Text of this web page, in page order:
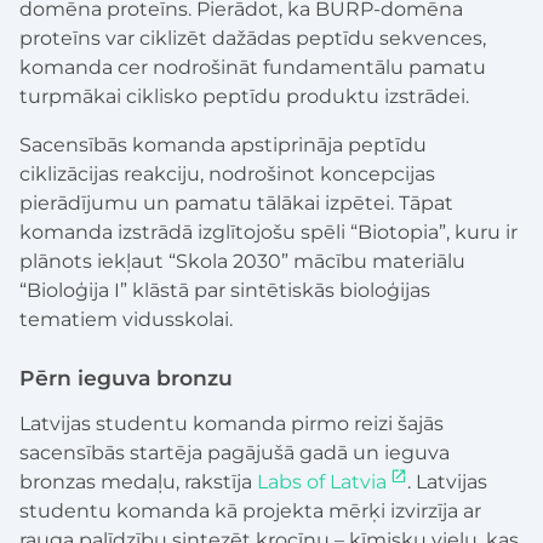
domēna proteīns. Pierādot, ka BURP-domēna
proteīns var ciklizēt dažādas peptīdu sekvences,
komanda cer nodrošināt fundamentālu pamatu
turpmākai ciklisko peptīdu produktu izstrādei.
Sacensībās komanda apstiprināja peptīdu
ciklizācijas reakciju, nodrošinot koncepcijas
pierādījumu un pamatu tālākai izpētei. Tāpat
komanda izstrādā izglītojošu spēli “Biotopia”, kuru ir
plānots iekļaut “Skola 2030” mācību materiālu
“Bioloģija I” klāstā par sintētiskās bioloģijas
tematiem vidusskolai.
Pērn ieguva bronzu
Latvijas studentu komanda pirmo reizi šajās
sacensībās startēja pagājušā gadā un ieguva
bronzas medaļu, rakstīja Labs of Latvia
. Latvijas
studentu komanda kā projekta mērķi izvirzīja ar